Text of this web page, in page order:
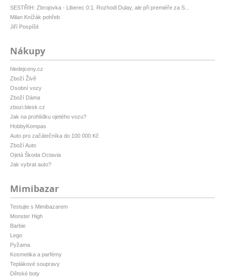
SESTŘIH: Zbrojovka - Liberec 0:1. Rozhodl Dulay, ale při premiéře za S...
Milan Knížák pohřeb
Jiří Pospíšil
Nákupy
hledejceny.cz
Zboží Živě
Osobní vozy
Zboží Dáma
zbozi.blesk.cz
Jak na prohlídku ojetého vozu?
HobbyKompas
Auto pro začátečníka do 100 000 Kč
Zboží Auto
Ojetá Škoda Octavia
Jak vybrat auto?
Mimibazar
Testujte s Mimibazarem
Monster High
Barbie
Lego
Pyžama
Kosmetika a parfémy
Teplákové soupravy
Dětské boty